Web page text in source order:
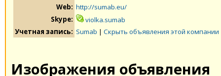
Web: http://sumab.eu/
Skype:
violka.sumab
Учетная запись: Sumab | Скрыть объявления этой компании
Изображения объявления